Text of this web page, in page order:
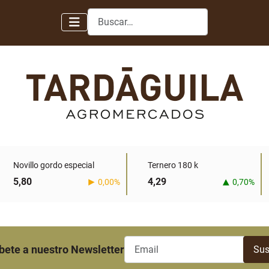
Buscar
Novillo gordo especial
5,80 0,00%
Ternero 180 k
4,29 0,70%
a nuestro Newsletter